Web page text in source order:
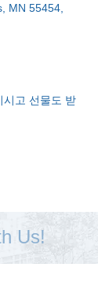
MN 55454,
시고 선물도 받
Us!